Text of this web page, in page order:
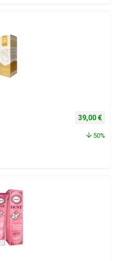
Izvorna
39,00 €
50%